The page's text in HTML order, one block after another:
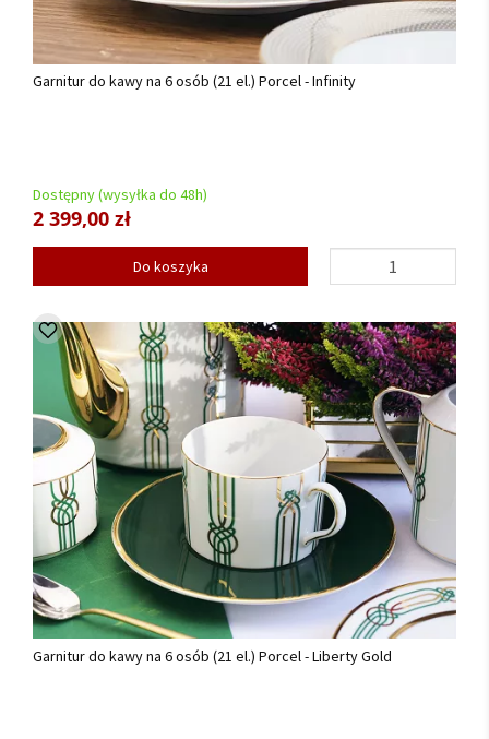
Garnitur do kawy na 6 osób (21 el.) Porcel - Infinity
Dostępny (wysyłka do 48h)
2 399,00 zł
Do koszyka
Garnitur do kawy na 6 osób (21 el.) Porcel - Liberty Gold